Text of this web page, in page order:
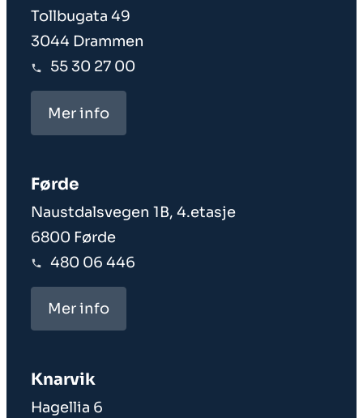
Tollbugata 49
3044 Drammen
55 30 27 00
Mer info
Førde
Naustdalsvegen 1B, 4.etasje
6800 Førde
480 06 446
Mer info
Knarvik
Hagellia 6